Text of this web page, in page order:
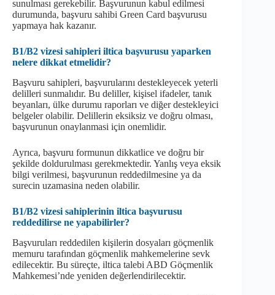
sunulması gerekebilir. Başvurunun kabul edilmesi
durumunda, başvuru sahibi Green Card başvurusu
yapmaya hak kazanır.
B1/B2 vizesi sahipleri iltica başvurusu yaparken
nelere dikkat etmelidir?
Başvuru sahipleri, başvurularını destekleyecek yeterli
delilleri sunmalıdır. Bu deliller, kişisel ifadeler, tanık
beyanları, ülke durumu raporları ve diğer destekleyici
belgeler olabilir. Delillerin eksiksiz ve doğru olması,
başvurunun onaylanmasi için onemlidir.
Ayrıca, başvuru formunun dikkatlice ve doğru bir
şekilde doldurulması gerekmektedir. Yanlış veya eksik
bilgi verilmesi, başvurunun reddedilmesine ya da
surecin uzamasina neden olabilir.
B1/B2 vizesi sahiplerinin iltica başvurusu
reddedilirse ne yapabilirler?
Başvuruları reddedilen kişilerin dosyaları göçmenlik
memuru tarafından göçmenlik mahkemelerine sevk
edilecektir. Bu süreçte, iltica talebi ABD Göçmenlik
Mahkemesi’nde yeniden değerlendirilecektir.